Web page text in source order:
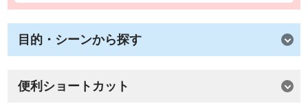
目的・シーンから探す
便利ショートカット